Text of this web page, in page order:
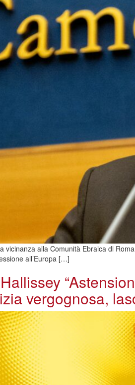
vicinanza alla Comunità Ebraica di
all’Europa […]
vergognosa,